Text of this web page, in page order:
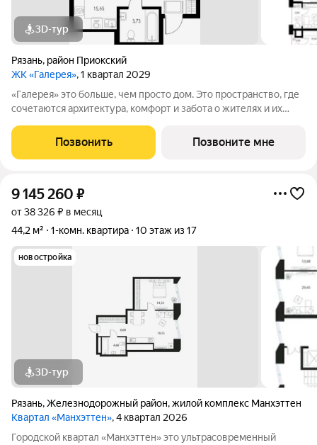
3D-тур
Рязань, район Приокский
ЖК «Галерея», 1 квартал 2029
«Галерея» это больше, чем просто дом. Это пространство, где
сочетаются архитектура, комфорт и забота о жителях и их
современном ритме жизни. Дом, в котором каждый элемент
функционален и наполнен
Позвонить Позвоните мне
9 145 260 ₽
от 38 326 ₽ в месяц
44,2 м²
1-комн. квартира 10 этаж из 17
новостройка
3D-тур
Рязань,Железнодорожный район,жилой комплекс Манхэттен
Квартал «Манхэттен», 4 квартал 2026
Городской квартал «Манхэттен» это ультрасовременный